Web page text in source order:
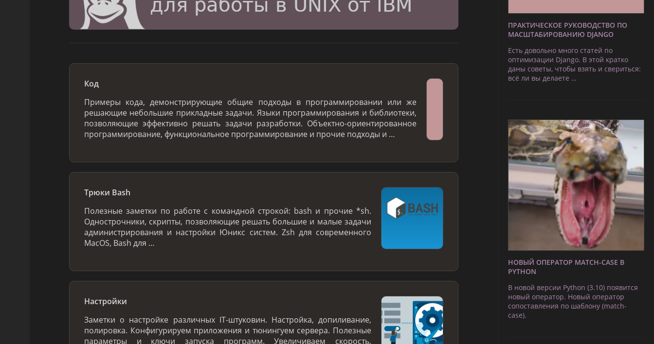
Код
Примеры кода, демонстрирующие общие подходы в программировании или же
решающие небольшие прикладные задачи. Языки программирования и библиотеки,
позволяющие эффективно решать задачи разработки. Объектно-ориентированное
программирование, функциональное программирование и прочие подходы и …
Трюки Bash
Полезные заметки по работе с командной строкой: bash и прочие *sh.
Однострочники, скрипты, позволяющие решать большие и малые задачи
администрирования и настройки Юникс систем. Zsh для современного
MacOS, Bash для …
Настройки
Заметки о настройке различных IT-штуковин. Настройка, допиливание,
полировка. Конфигурируем приложения и тюнингуем сервера. Полезные
параметры и ключи запуска программ. Увеличиваем скорость,
ПРАКТИЧЕСКОЕ РУКОВОДСТВО ПО
МАСШТАБИРОВАНИЮ DJANGO
Есть довольно много статей по
оптимизации Django. В этой кратко
даны советы, чтобы взять и свериться:
всё ли вы делаете …
НОВЫЙ ОПЕРАТОР MATCH-CASE В
PYTHON
В новой версии Python (3.10) появится
новый оператор. Новый оператор
сопоставления по шаблону (match-
case).